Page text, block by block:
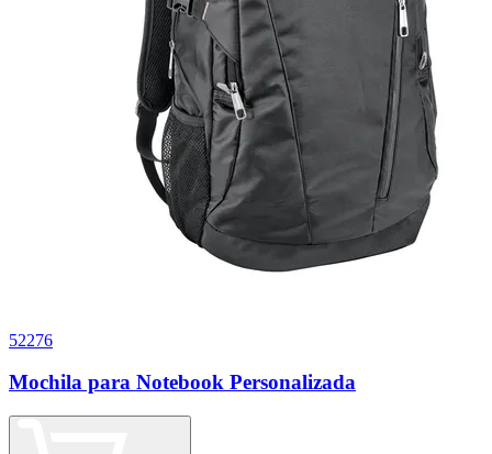
52276
Mochila para Notebook Personalizada